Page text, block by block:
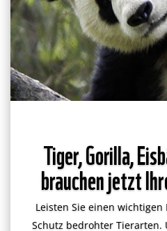
Tiger, Gorilla,
brauchen jetzt
Leisten Sie einen wichtigen
Schutz bedrohter Tierarten.